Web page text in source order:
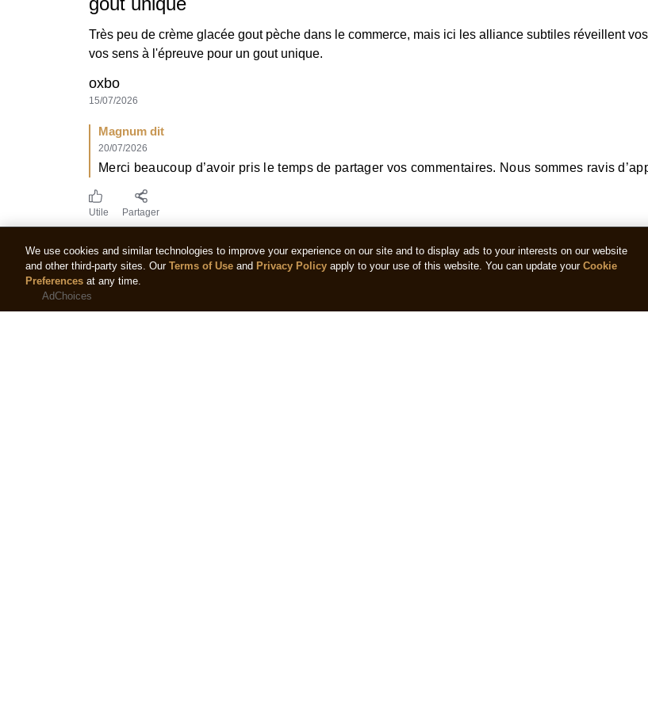
Très peu de crème glacée gout pèche dans le commerce, mais ici les alliance subtiles réveillent
vos sens à l'épreuve pour un gout unique.
oxbo
15/07/2026
Magnum dit
20/07/2026
Merci beaucoup d’avoir pris le temps de partager vos commentaires. Nous sommes ravis
Utile Partager
and other third-party sites. OurTerms of UseandPrivacy Policyapply to your use of this website. You can update yourCookie
Preferencesat any time.
AdChoices